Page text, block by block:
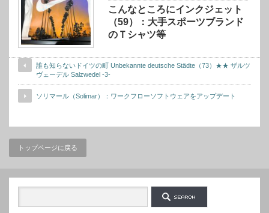
こんなところにインクジェット
（59）：大手スポーツブランド
のＴシャツ等
誰も知らないドイツの町 Unbekannte deutsche Städte（73）★★ ザルツ
ヴェーデル Salzwedel -3-
ソリマール（Solimar）：ワークフローソフトウェアをアップデート
トップページに戻る